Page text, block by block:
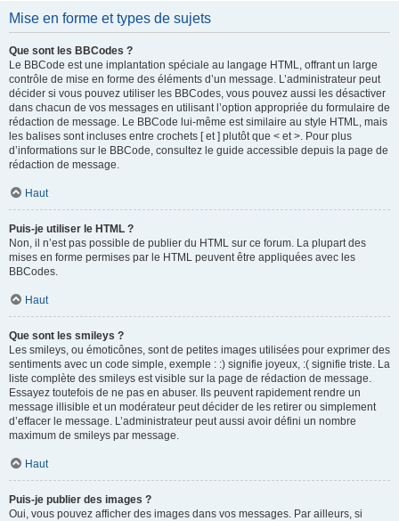
Mise en forme et types de sujets
Que sont les BBCodes ?
Le BBCode est une implantation spéciale au langage HTML, offrant un large
contrôle de mise en forme des éléments d’un message. L’administrateur peut
décider si vous pouvez utiliser les BBCodes, vous pouvez aussi les désactiver
dans chacun de vos messages en utilisant l’option appropriée du formulaire de
rédaction de message. Le BBCode lui-même est similaire au style HTML, mais
les balises sont incluses entre crochets [ et ] plutôt que < et >. Pour plus
d’informations sur le BBCode, consultez le guide accessible depuis la page de
rédaction de message.
Haut
Puis-je utiliser le HTML ?
Non, il n’est pas possible de publier du HTML sur ce forum. La plupart des
mises en forme permises par le HTML peuvent être appliquées avec les
BBCodes.
Haut
Que sont les smileys ?
Les smileys, ou émoticônes, sont de petites images utilisées pour exprimer des
sentiments avec un code simple, exemple : :) signifie joyeux, :( signifie triste. La
liste complète des smileys est visible sur la page de rédaction de message.
Essayez toutefois de ne pas en abuser. Ils peuvent rapidement rendre un
message illisible et un modérateur peut décider de les retirer ou simplement
d’effacer le message. L’administrateur peut aussi avoir défini un nombre
maximum de smileys par message.
Haut
Puis-je publier des images ?
Oui, vous pouvez afficher des images dans vos messages. Par ailleurs, si